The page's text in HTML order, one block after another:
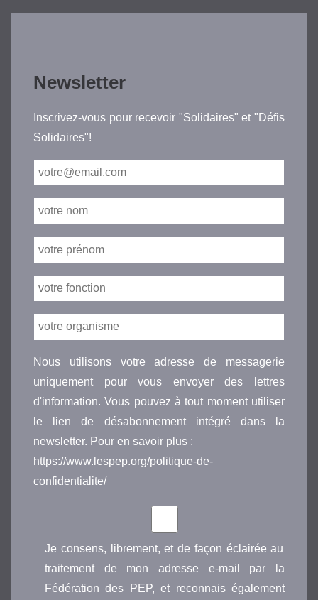
Newsletter
Inscrivez-vous pour recevoir "Solidaires" et "Défis
Solidaires"!
Nous utilisons votre adresse de messagerie
uniquement pour vous envoyer des lettres
d'information. Vous pouvez à tout moment utiliser
le lien de désabonnement intégré dans la
newsletter. Pour en savoir plus :
https://www.lespep.org/politique-de-
confidentialite/
Je consens, librement, et de façon éclairée au
traitement de mon adresse e-mail par la
Fédération des PEP, et reconnais également